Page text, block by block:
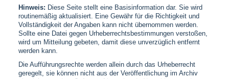
Hinweis: Diese Seite stellt eine Basisinformation dar. Sie wird
routinemäßig aktualisiert. Eine Gewähr für die Richtigkeit und
Vollständigkeit der Angaben kann nicht übernommen werden.
Sollte eine Datei gegen Urheberrechtsbestimmungen verstoßen,
wird um Mitteilung gebeten, damit diese unverzüglich entfernt
werden kann.
Die Aufführungsrechte werden allein durch das Urheberrecht
geregelt, sie können nicht aus der Veröffentlichung im Archiv